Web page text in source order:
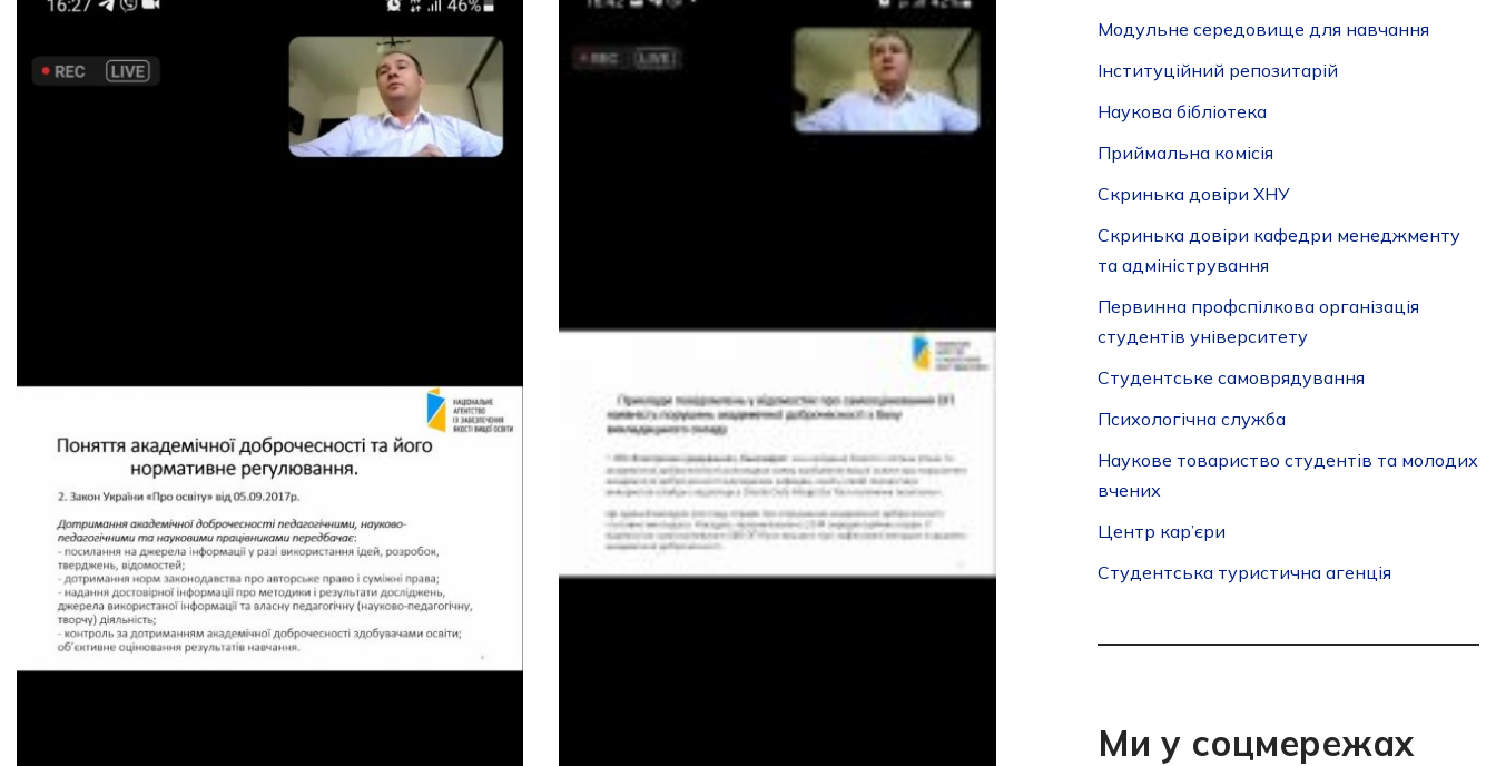
Модульне середовище для навчання
Інституційний репозитарій
Наукова бібліотека
Приймальна комісія
Скринька довіри ХНУ
Скринька довіри кафедри менеджменту
та адміністрування
Первинна профспілкова організація
студентів університету
Студентське самоврядування
Психологічна служба
Наукове товариство студентів та молодих
вчених
Центр кар’єри
Студентська туристична агенція
Ми у соцмережах